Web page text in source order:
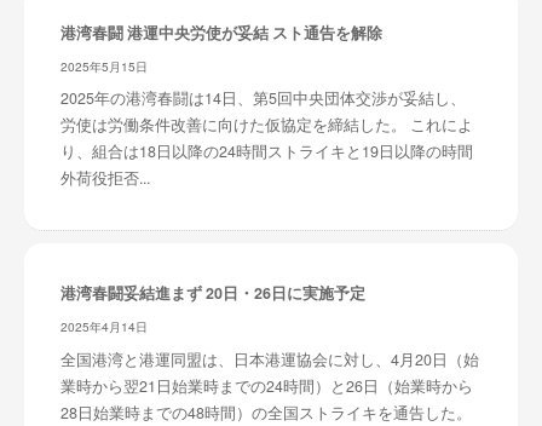
港湾春闘 港運中央労使が妥結 スト通告を解除
2025年5月15日
2025年の港湾春闘は14日、第5回中央団体交渉が妥結し、
労使は労働条件改善に向けた仮協定を締結した。 これによ
り、組合は18日以降の24時間ストライキと19日以降の時間
外荷役拒否...
港湾春闘妥結進まず 20日・26日に実施予定
2025年4月14日
全国港湾と港運同盟は、日本港運協会に対し、4月20日（始
業時から翌21日始業時までの24時間）と26日（始業時から
28日始業時までの48時間）の全国ストライキを通告した。